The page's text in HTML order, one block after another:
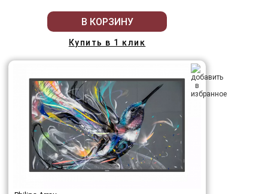
В КОРЗИНУ
Купить в 1 клик